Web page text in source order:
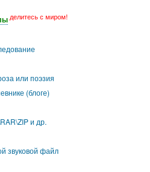
делитесь с миром!
или поэзия
(блоге)
и др.
звуковой файл